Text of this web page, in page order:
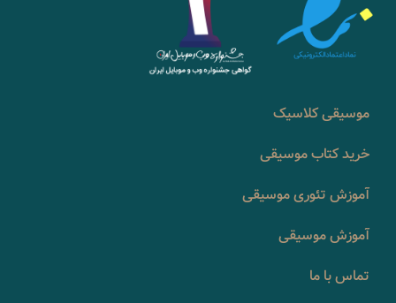
موسیقی کلاسیک
خرید کتاب موسیقی
آموزش تئوری موسیقی
آموزش موسیقی
تماس با ما